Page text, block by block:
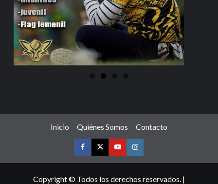
Inicio Quiénes Somos Contacto
Copyright © Todos los derechos reservados. |